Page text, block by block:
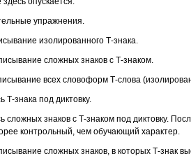
упражнения.
изолированного Т-знака.
сложных знаков с Т-знаком.
всех словоформ Т-слова
Т-знака под диктовку.
сложных знаков с Т-знаком под диктовку.
контрольный, чем обучающий характер.
сложных знаков, в которых Т-знак